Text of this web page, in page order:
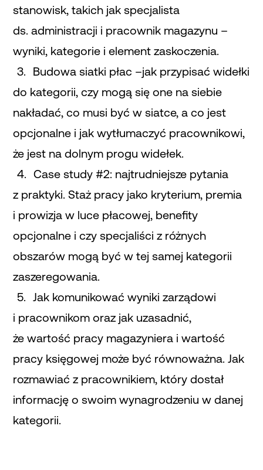
stanowisk, takich jak specjalista
ds. administracji i pracownik magazynu –
wyniki, kategorie i element zaskoczenia.
Budowa siatki płac –jak przypisać widełki
do kategorii, czy mogą się one na siebie
nakładać, co musi być w siatce, a co jest
opcjonalne i jak wytłumaczyć pracownikowi,
że jest na dolnym progu widełek.
Case study #2: najtrudniejsze pytania
z praktyki. Staż pracy jako kryterium, premia
i prowizja w luce płacowej, benefity
opcjonalne i czy specjaliści z różnych
obszarów mogą być w tej samej kategorii
zaszeregowania.
Jak komunikować wyniki zarządowi
i pracownikom oraz jak uzasadnić,
że wartość pracy magazyniera i wartość
pracy księgowej może być równoważna. Jak
rozmawiać z pracownikiem, który dostał
informację o swoim wynagrodzeniu w danej
kategorii.